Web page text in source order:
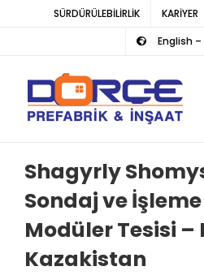
SÜRDÜRÜLEBİLİRLİK KARİYER
English –
Shagyrly
Sondaj ve
Modüler Tesisi –
Kazakistan